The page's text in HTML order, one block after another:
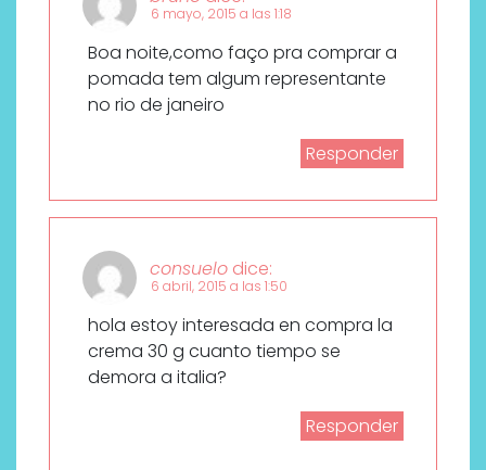
6 mayo, 2015 a las 1:18
Boa noite,como faço pra comprar a
pomada tem algum representante
no rio de janeiro
Responder
consuelo dice:
6 abril, 2015 a las 1:50
hola estoy interesada en compra la
crema 30 g cuanto tiempo se
demora a italia?
Responder